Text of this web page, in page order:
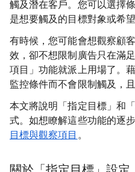
觸及潛在客戶。您可以選擇
是想要觸及的目標對象或希
有時候，您可能會想觀察顧
效，卻不想限制廣告只在滿
項目」功能就派上用場了。
監控條件而不會限制觸及，
本文將說明「指定目標」和
式。如想瞭解這些功能的逐
目標與觀察項目 。